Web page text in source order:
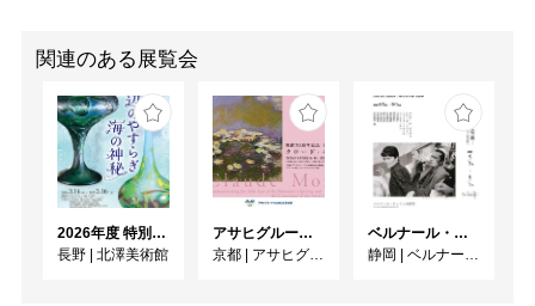
関連のある展覧会
2026年度 特別展「ガレとドーム、アール･ヌーヴォーのガラス 水辺のやすらぎ、海の神秘」
長野 | 北澤美術館
アサヒグループ大山崎山荘美術館 開館30周年記念展「没後100年 クロード・モネ」
京都 | アサヒグループ大山崎山荘美術館
ベルナール・ビュフェと写真 ーカメラがとらえたビュフェとその時代、そして21 世紀へ
静岡 | ベルナール・ビュフェ美術館